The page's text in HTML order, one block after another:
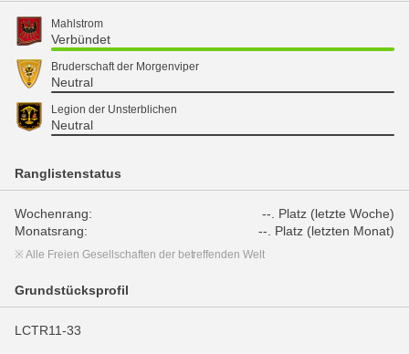
Mahlstrom
Verbündet
Bruderschaft der Morgenviper
Neutral
Legion der Unsterblichen
Neutral
Ranglistenstatus
Wochenrang:
--. Platz (letzte Woche)
Monatsrang:
--. Platz (letzten Monat)
※ Alle Freien Gesellschaften der betreffenden Welt
Grundstücksprofil
LCTR11-33